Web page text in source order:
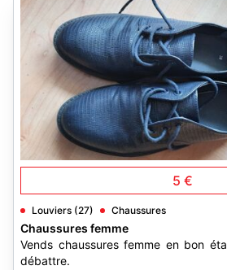
5 €
Louviers (27) Chaussures
Chaussures femme
Vends chaussures femme en bon
débattre.